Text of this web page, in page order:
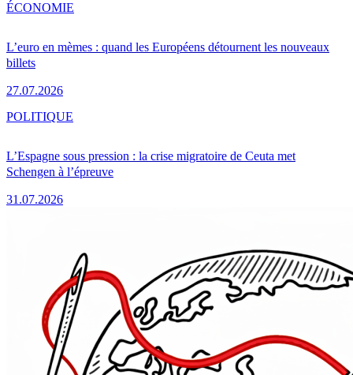
L’euro en mèmes : quand les Européens détournent les nouveaux
billets
27.07.2026
ÉCONOMIE
L’Espagne sous pression : la crise migratoire de Ceuta met
Schengen à l’épreuve
31.07.2026
POLITIQUE